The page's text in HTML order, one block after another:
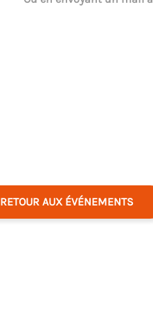
RETOUR AUX ÉVÉNEMENTS